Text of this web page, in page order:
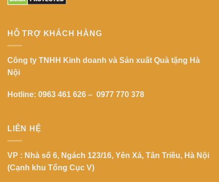
HỖ TRỢ KHÁCH HÀNG
Công ty TNHH Kinh doanh và Sản xuất Quà tặng Hà
Nội
Hotline: 0963 461 626 – 0977 770 378
LIÊN HỆ
VP : Nhà số 6, Ngách 123/16, Yên Xá, Tân Triều, Hà Nội
(Cạnh khu Tổng Cục V)